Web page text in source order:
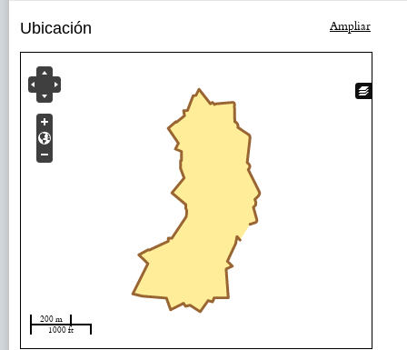
Ubicación Ampliar
200 m
1000 ft